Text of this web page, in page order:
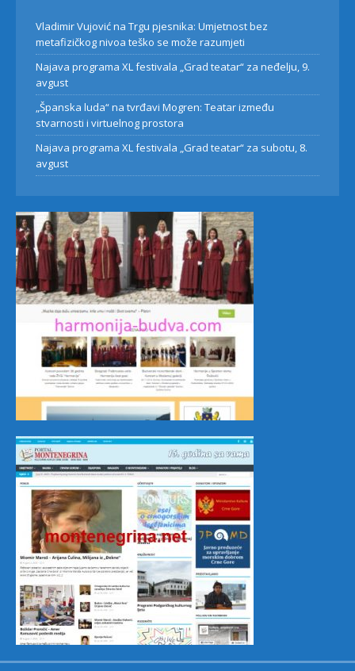
Vladimir Vujović na Trgu pjesnika: Umjetnost bez
metafizičkog nivoa teško se može razumjeti
Najava programa XL festivala „Grad teatar“ za neđelju, 9.
avgust
„Španska luda“ na tvrđavi Mogren: Teatar između
stvarnosti i virtuelnog prostora
Najava programa XL festivala „Grad teatar“ za subotu, 8.
avgust